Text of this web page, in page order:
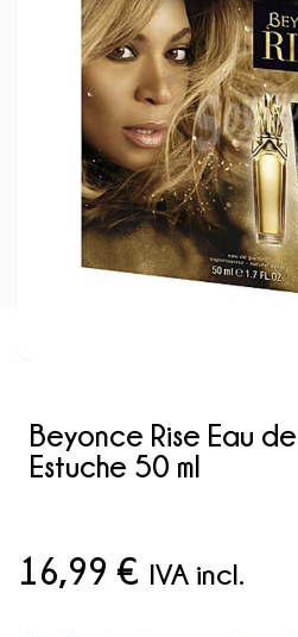
Beyonce Rise Eau
Estuche 50 ml
16,99€ IVA incl.